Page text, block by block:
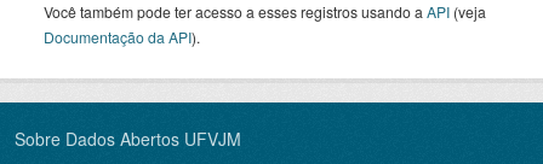
Você também pode ter acesso a esses registros usando a API (veja
Documentação da API).
Sobre Dados Abertos UFVJM